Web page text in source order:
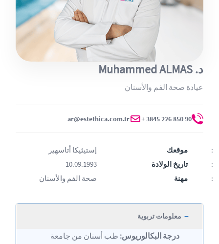
د. Muhammed ALMAS
عيادة صحة الفم والأسنان
90 850 226 3845 +
ar@estethica.com.tr
موقعك
إستيثيكا أتاسهير
تاريخ الولادة
10.09.1993
مهنة
صحة الفم والأسنان
− معلومات تربوية
درجة البكالوريوس: طب أسنان من جامعة